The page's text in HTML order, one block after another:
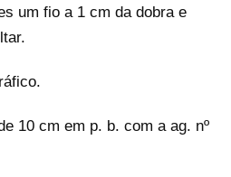
um fio a 1 cm da dobra e
10 cm em p. b. com a ag. nº